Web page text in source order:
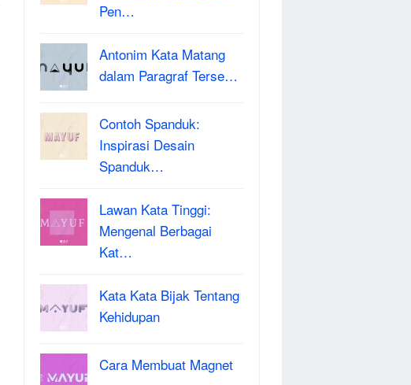
Pen…
Antonim Kata Matang
dalam Paragraf Terse…
Contoh Spanduk:
Inspirasi Desain
Spanduk…
Lawan Kata Tinggi:
Mengenal Berbagai
Kat…
Kata Kata Bijak Tentang
Kehidupan
Cara Membuat Magnet